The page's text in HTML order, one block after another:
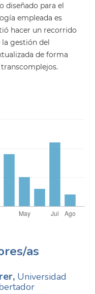
diseñado para el
empleada es
hacer un recorrido
gestión del
de forma
as
Universidad